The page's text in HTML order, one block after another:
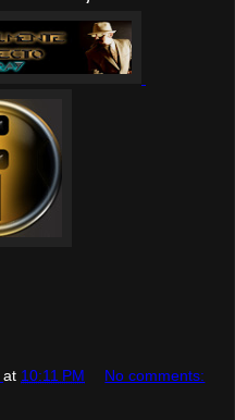
at 10:11 PM No comments: